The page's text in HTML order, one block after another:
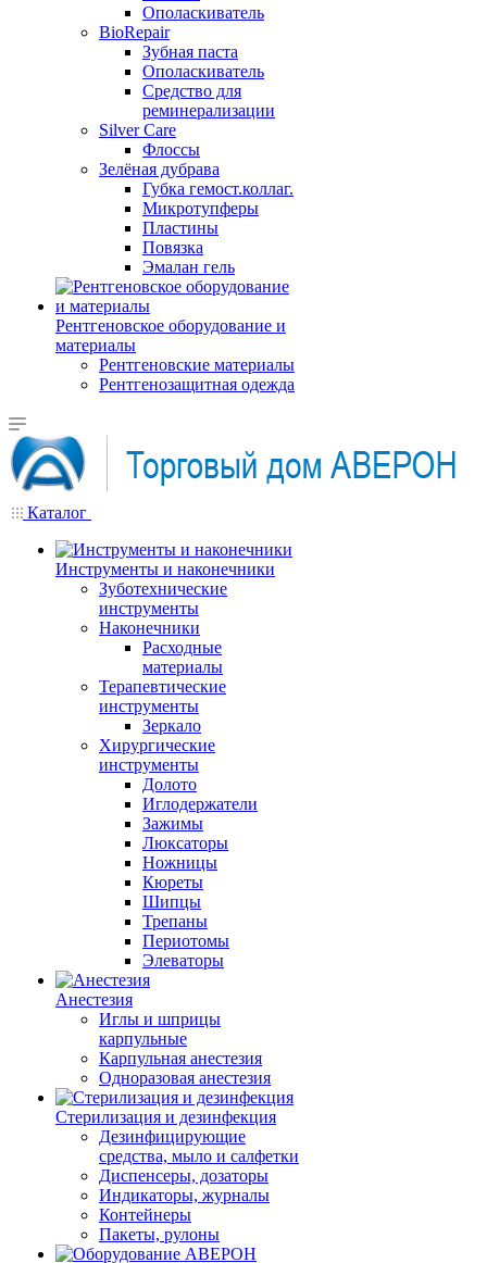
Ополаскиватель
BioRepair
Зубная паста
Ополаскиватель
Средство для
реминерализации
Silver Care
Флоссы
Зелёная дубрава
Губка гемост.коллаг.
Микротупферы
Пластины
Повязка
Эмалан гель
Рентгеновское оборудование и
материалы
Рентгеновские материалы
Рентгенозащитная одежда
Каталог
Инструменты и наконечники
Зуботехнические
инструменты
Наконечники
Расходные
материалы
Терапевтические
инструменты
Зеркало
Хирургические
инструменты
Долото
Иглодержатели
Зажимы
Люксаторы
Ножницы
Кюреты
Шипцы
Трепаны
Периотомы
Элеваторы
Анестезия
Иглы и шприцы
карпульные
Карпульная анестезия
Одноразовая анестезия
Стерилизация и дезинфекция
Дезинфицирующие
средства, мыло и салфетки
Диспенсеры, дозаторы
Индикаторы, журналы
Контейнеры
Пакеты, рулоны